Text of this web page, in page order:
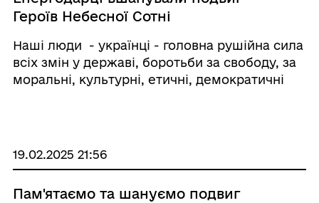
Героїв Небесної Сотні
Наші люди - українці - головна рушійна сила
всіх змін у державі, боротьби за свободу, за
моральні, культурні, етичні, демократичні
19.02.2025 21:56
Пам'ятаємо та шануємо подвиг